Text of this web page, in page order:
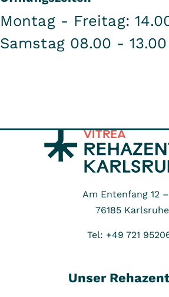
Montag - Freitag:
Samstag 08.00 -
Am Entenfang 12
76185 Karlsruhe
Tel: +49 721
Unser